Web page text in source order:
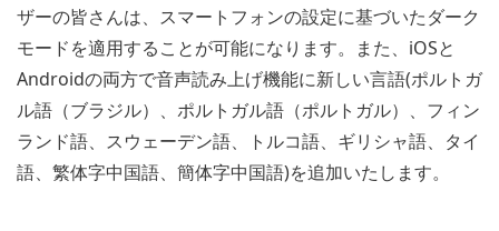
ザーの皆さんは、スマートフォンの設定に基づいたダーク
モードを適用することが可能になります。また、iOSと
Androidの両方で音声読み上げ機能に新しい言語(ポルトガ
ル語（ブラジル）、ポルトガル語（ポルトガル）、フィン
ランド語、スウェーデン語、トルコ語、ギリシャ語、タイ
語、繁体字中国語、簡体字中国語)を追加いたします。